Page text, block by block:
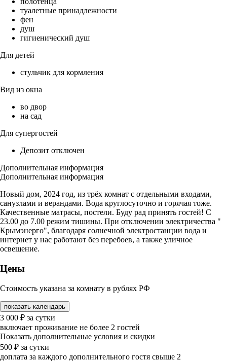
туалетные принадлежности
фен
душ
гигиенический душ
Для детей
стульчик для кормления
Вид из окна
во двор
на сад
Для супергостей
Депозит отключен
Дополнительная информация
Дополнительная информация
Новый дом, 2024 год, из трёх комнат с отдельными входами,
санузлами и верандами. Вода круглосуточно и горячая тоже.
Качественные матрасы, постели. Буду рад принять гостей! С
23.00 до 7.00 режим тишины. При отключении электричества "
Крымэнерго", благодаря солнечной электростанции вода и
интернет у нас работают без перебоев, а также уличное
освещение.
Цены
Стоимость указана за комнату в рублях РФ
показать календарь
3 000 ₽ за сутки
включает проживание не более 2 гостей
Показать дополнительные условия и скидки
500 ₽ за сутки
доплата за каждого дополнительного гостя свыше 2